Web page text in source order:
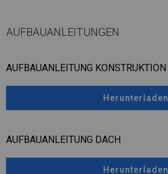
AUFBAUANLEITUNGEN
AUFBAUANLEITUNG KONSTRUKTION
Herunterladen
AUFBAUANLEITUNG DACH
Herunterladen